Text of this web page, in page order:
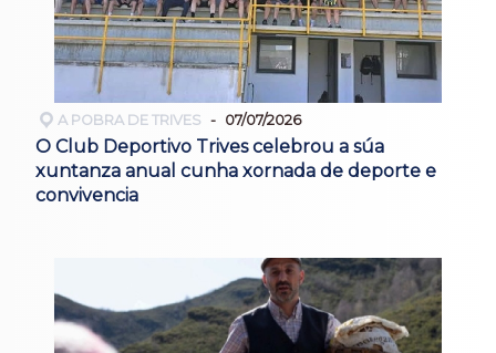
A POBRA DE TRIVES 07/07/2026
O Club Deportivo Trives celebrou a súa
xuntanza anual cunha xornada de deporte e
convivencia